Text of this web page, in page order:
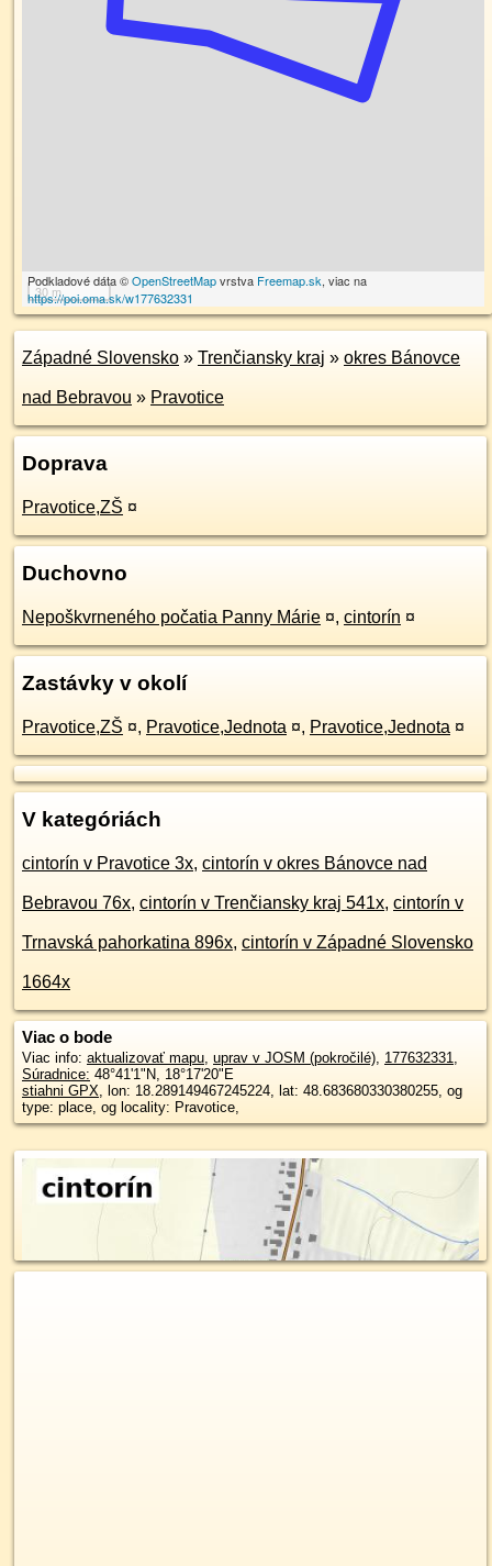
30 m
Podkladové dáta ©OpenStreetMapvrstva Freemap.sk, viac na
https://poi.oma.sk/w177632331
Západné Slovensko » Trenčiansky kraj » okres Bánovce
nad Bebravou » Pravotice
Doprava
Pravotice,ZŠ ¤
Duchovno
Nepoškvrneného počatia Panny Márie ¤, cintorín ¤
Zastávky v okolí
Pravotice,ZŠ ¤, Pravotice,Jednota ¤, Pravotice,Jednota ¤
V kategóriách
cintorín v Pravotice 3x, cintorín v okres Bánovce nad
Bebravou 76x, cintorín v Trenčiansky kraj 541x, cintorín v
Trnavská pahorkatina 896x, cintorín v Západné Slovensko
1664x
Viac o bode
Viac info: aktualizovať mapu, uprav v JOSM (pokročilé), 177632331,
Súradnice: 48°41'1"N, 18°17'20"E
stiahni GPX, lon: 18.289149467245224, lat: 48.683680330380255, og
type: place, og locality: Pravotice,